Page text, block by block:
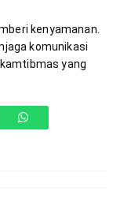
kenyamanan.
komunikasi
yang